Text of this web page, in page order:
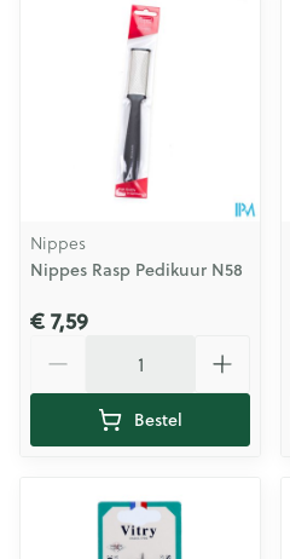
Nippes
Nippes Rasp Pedikuur N58
€ 7,59
Bestel